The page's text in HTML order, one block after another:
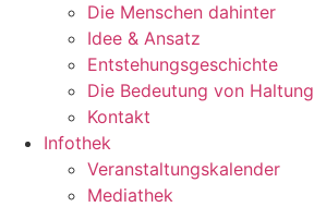
Die Menschen dahinter
Idee & Ansatz
Entstehungsgeschichte
Die Bedeutung von Haltung
Kontakt
Infothek
Veranstaltungskalender
Mediathek